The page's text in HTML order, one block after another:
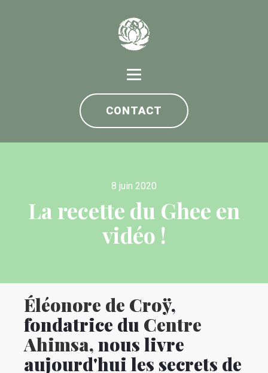
CONTACT
8 juin 2020
La recette du Ghee en
vidéo !
Éléonore de Croÿ,
fondatrice du Centre
Ahimsa, nous livre
aujourd'hui les secrets de